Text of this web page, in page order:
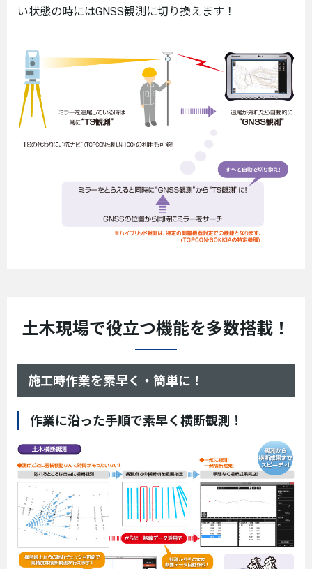
い状態の時にはGNSS観測に切り換えます！
土木現場で役立つ機能を多数搭載！
施工時作業を素早く・簡単に！
作業に沿った手順で素早く横断観測！